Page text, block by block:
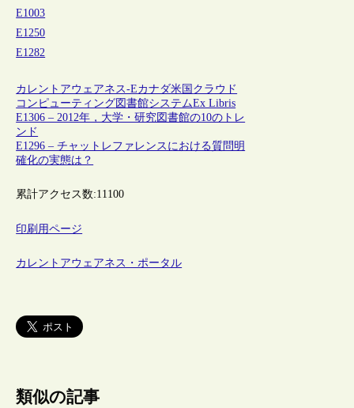
E1003
E1250
E1282
カレントアウェアネス-Eカナダ米国 クラウド
コンピューティング図書館システムEx Libris
E1306 – 2012年，大学・研究図書館の10のトレ
ンド
E1296 – チャットレファレンスにおける質問明
確化の実態は？
累計アクセス数:11100
印刷用ページ
カレントアウェアネス・ポータル
類似の記事